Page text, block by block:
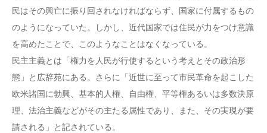
民はその興亡に振り回されなければならず、国家に付属するもの
のようになっていた。しかし、近代国家では住民が力をつけ意識
を高めたことで、このようなことはなくなっている。
民主主義とは「権力を人民が行使するという考えとその政治形
態」と広辞苑にある。さらに「近世に至って市民革命を起こした
欧米諸国に勃興、基本的人権、自由権、平等権あるいは多数決原
理、法治主義などがその主たる属性であり、また、その実現が要
請される」と記されている。